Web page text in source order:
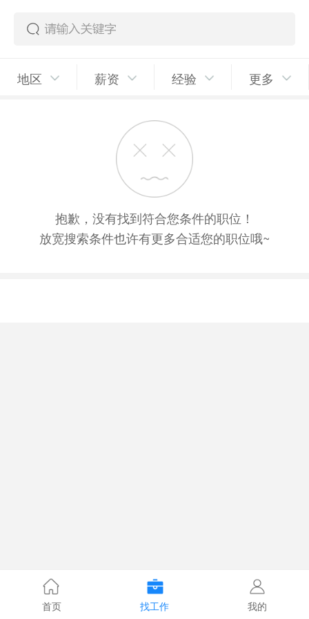
地区 薪资 经验 更多
抱歉，没有找到符合您条件的职位！
放宽搜索条件也许有更多合适您的职位哦~
首页 找工作 我的